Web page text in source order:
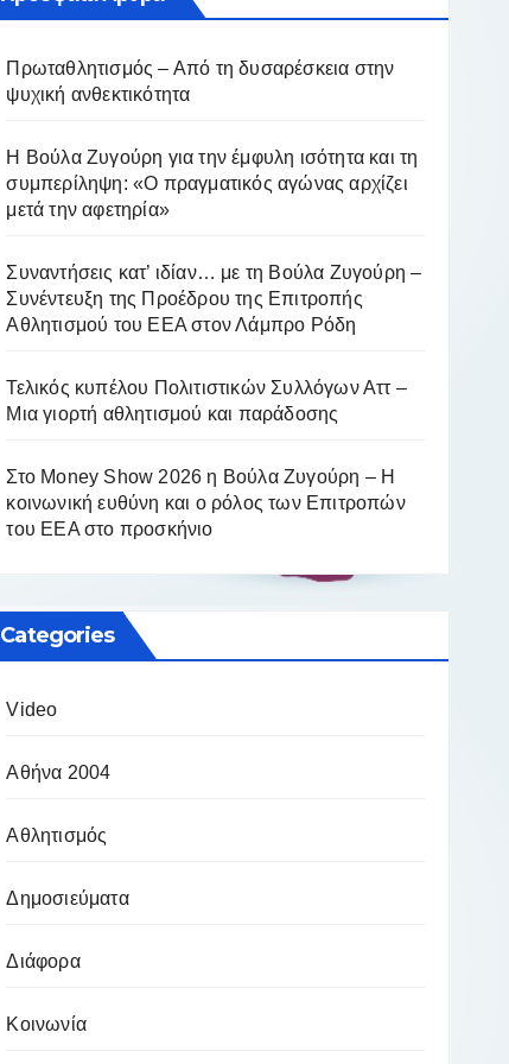
Πρωταθλητισμός – Από τη δυσαρέσκεια στην
ψυχική ανθεκτικότητα
Η Βούλα Ζυγούρη για την έμφυλη ισότητα και τη
συμπερίληψη: «Ο πραγματικός αγώνας αρχίζει
μετά την αφετηρία»
Συναντήσεις κατ’ ιδίαν… με τη Βούλα Ζυγούρη –
Συνέντευξη της Προέδρου της Επιτροπής
Αθλητισμού του ΕΕΑ στον Λάμπρο Ρόδη
Τελικός κυπέλου Πολιτιστικών Συλλόγων Αττ –
Μια γιορτή αθλητισμού και παράδοσης
Στο Money Show 2026 η Βούλα Ζυγούρη – Η
κοινωνική ευθύνη και ο ρόλος των Επιτροπών
του ΕΕΑ στο προσκήνιο
Categories
Video
Αθήνα 2004
Αθλητισμός
Δημοσιεύματα
Διάφορα
Κοινωνία